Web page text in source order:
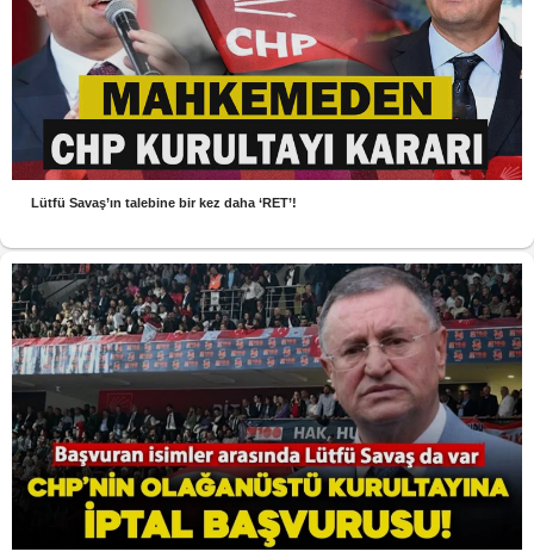
Lütfü Savaş’ın talebine bir kez daha ‘RET’!